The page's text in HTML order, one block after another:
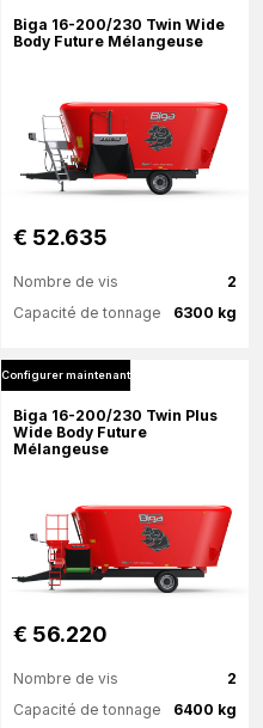
Biga 16-200/230 Twin Wide
Body Future Mélangeuse
€ 52.635
2
Nombre de vis
6300 kg
Capacité de tonnage
Plus d'information
Configurer maintenant
Configurer maintenant
Biga 16-200/230 Twin Plus
Wide Body Future
Mélangeuse
€ 56.220
2
Nombre de vis
6400 kg
Capacité de tonnage